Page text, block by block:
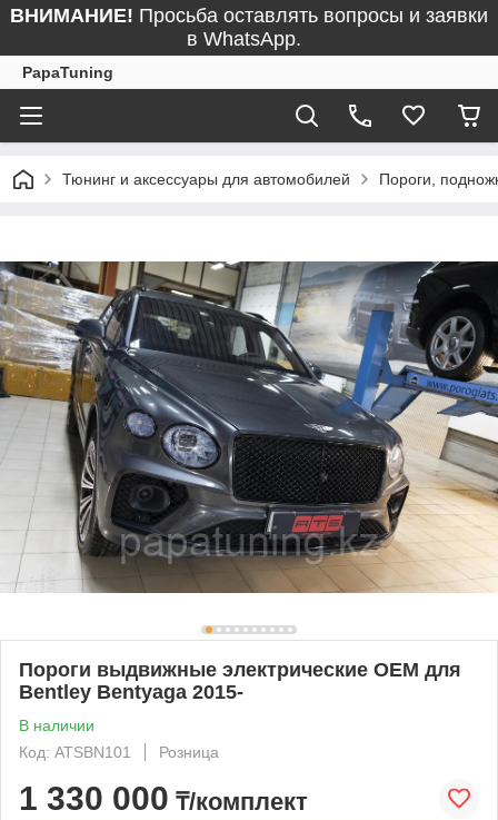
ВНИМАНИЕ! Просьба оставлять вопросы и заявки
в WhatsApp.
PapaTuning
Тюнинг и аксессуары для автомобилей Пороги,
Пороги выдвижные электрические ОЕМ для
Bentley Bentyaga 2015-
В наличии
Код: ATSBN101
Розница
1 330 000 ₸/комплект